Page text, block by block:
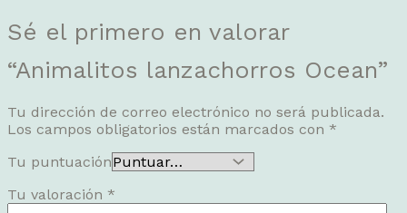
Sé el primero en valorar
“Animalitos lanzachorros Ocean”
Tu dirección de correo electrónico no será publicada.
Los campos obligatorios están marcados con *
Tu puntuación
Tu valoración *